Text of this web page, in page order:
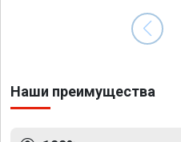
Наши преимущества